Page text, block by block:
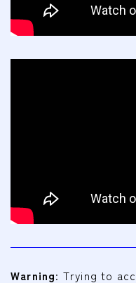
Warning: Trying to